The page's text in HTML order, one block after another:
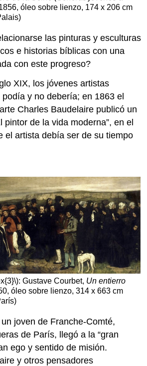
óleo sobre lienzo, 174 x 206 cm
las pinturas y esculturas
e historias bíblicas con una
con este progreso?
XIX, los jóvenes artistas
y no debería; en 1863 el
Charles Baudelaire publicó un
pintor de la vida moderna”, en el
el artista debía ser de su tiempo
: Gustave Courbet, Un entierro
óleo sobre lienzo, 314 x 663 cm
joven de Franche-Comté,
de París, llegó a la “gran
ego y sentido de misión.
y otros pensadores